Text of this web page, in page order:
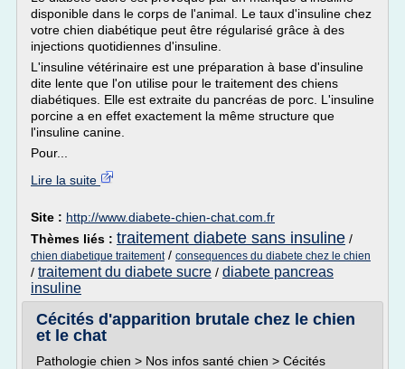
disponible dans le corps de l'animal. Le taux d'insuline chez
votre chien diabétique peut être régularisé grâce à des
injections quotidiennes d'insuline.
L'insuline vétérinaire est une préparation à base d'insuline
dite lente que l'on utilise pour le traitement des chiens
diabétiques. Elle est extraite du pancréas de porc. L'insuline
porcine a en effet exactement la même structure que
l'insuline canine.
Pour...
Lire la suite
Site : http://www.diabete-chien-chat.com.fr
Thèmes liés : traitement diabete sans insuline /
chien diabetique traitement/ consequences du diabete chez le chien
/ traitement du diabete sucre / diabete pancreas
insuline
Cécités d'apparition brutale chez le chien
et le chat
Pathologie chien > Nos infos santé chien > Cécités